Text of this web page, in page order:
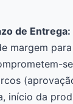
de Entrega:
margem
início da